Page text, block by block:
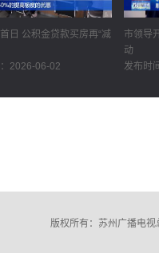
日 公积金贷款买房再“减
2026-06-02
市领导
动
发布时
版权所有：苏州广播电